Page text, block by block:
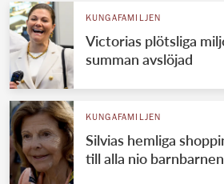
KUNGAFAMILJEN
Victorias plötsliga
summan avslöjad
KUNGAFAMILJEN
Silvias hemliga
till alla nio barnbarnen